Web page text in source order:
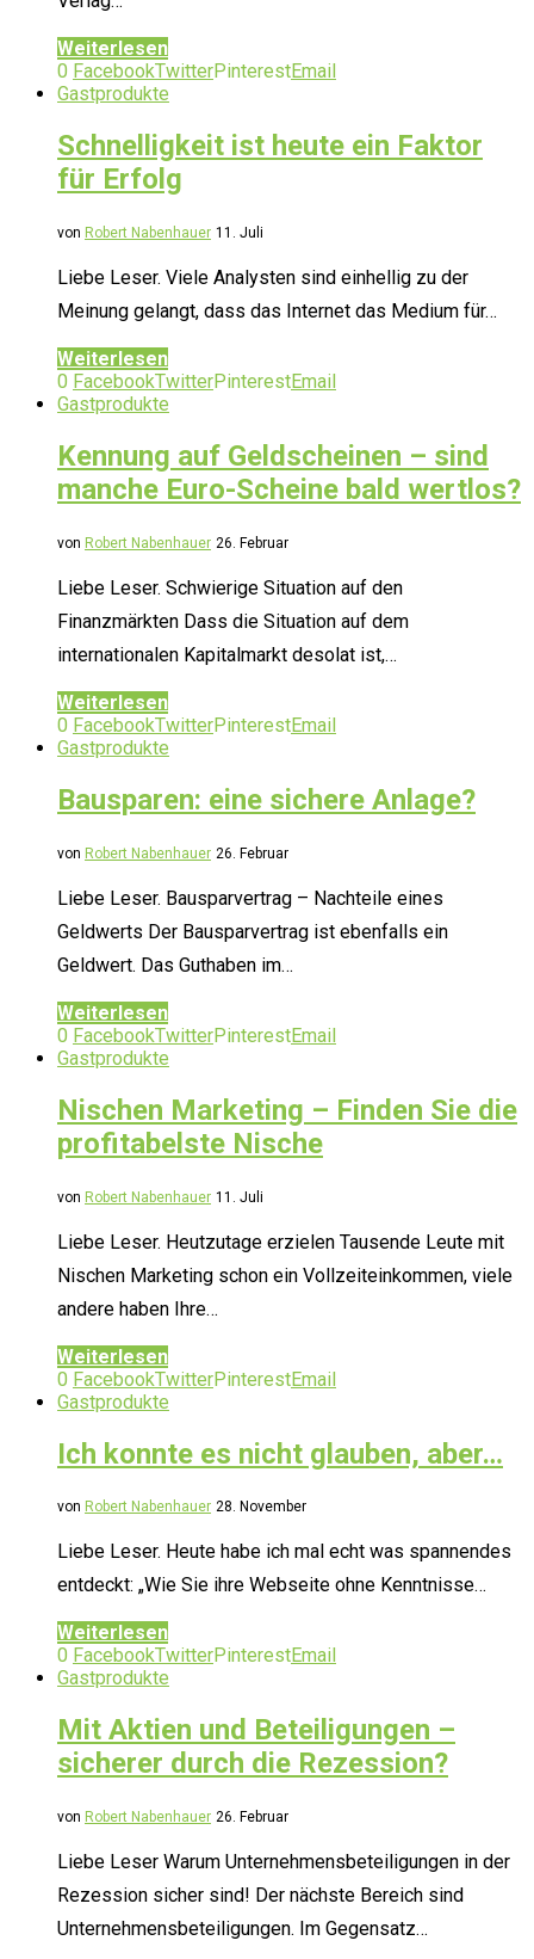
Weiterlesen
0 FacebookTwitterPinterestEmail
Gastprodukte
Schnelligkeit ist heute ein Faktor
für Erfolg
von Robert Nabenhauer 11. Juli
Liebe Leser. Viele Analysten sind einhellig zu der
Meinung gelangt, dass das Internet das Medium für…
Weiterlesen
0 FacebookTwitterPinterestEmail
Gastprodukte
Kennung auf Geldscheinen – sind
manche Euro-Scheine bald wertlos?
von Robert Nabenhauer 26. Februar
Liebe Leser. Schwierige Situation auf den
Finanzmärkten Dass die Situation auf dem
internationalen Kapitalmarkt desolat ist,…
Weiterlesen
0 FacebookTwitterPinterestEmail
Gastprodukte
Bausparen: eine sichere Anlage?
von Robert Nabenhauer 26. Februar
Liebe Leser. Bausparvertrag – Nachteile eines
Geldwerts Der Bausparvertrag ist ebenfalls ein
Geldwert. Das Guthaben im…
Weiterlesen
0 FacebookTwitterPinterestEmail
Gastprodukte
Nischen Marketing – Finden Sie die
profitabelste Nische
von Robert Nabenhauer 11. Juli
Liebe Leser. Heutzutage erzielen Tausende Leute mit
Nischen Marketing schon ein Vollzeiteinkommen, viele
andere haben Ihre…
Weiterlesen
0 FacebookTwitterPinterestEmail
Gastprodukte
Ich konnte es nicht glauben, aber…
von Robert Nabenhauer 28. November
Liebe Leser. Heute habe ich mal echt was spannendes
entdeckt: „Wie Sie ihre Webseite ohne Kenntnisse…
Weiterlesen
0 FacebookTwitterPinterestEmail
Gastprodukte
Mit Aktien und Beteiligungen –
sicherer durch die Rezession?
von Robert Nabenhauer 26. Februar
Liebe Leser Warum Unternehmensbeteiligungen in der
Rezession sicher sind! Der nächste Bereich sind
Unternehmensbeteiligungen. Im Gegensatz…